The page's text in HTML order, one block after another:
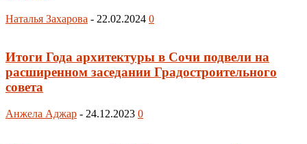
Наталья Захарова - 22.02.2024 0
Итоги Года архитектуры в Сочи подвели на
расширенном заседании Градостроительного
совета
Анжела Аджар - 24.12.2023 0